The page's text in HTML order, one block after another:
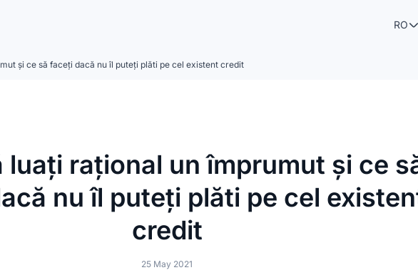
RO
și ce să faceți dacă nu îl puteți plăti pe cel existent credit
luați rațional un împrumut și ce
nu îl puteți plăti pe cel
credit
25 May 2021